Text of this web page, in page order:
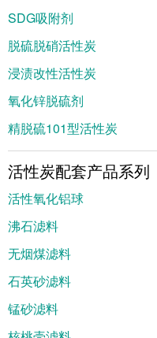
SDG吸附剂
脱硫脱硝活性炭
浸渍改性活性炭
氧化锌脱硫剂
精脱硫101型活性炭
活性炭配套产品系列
活性氧化铝球
沸石滤料
无烟煤滤料
石英砂滤料
锰砂滤料